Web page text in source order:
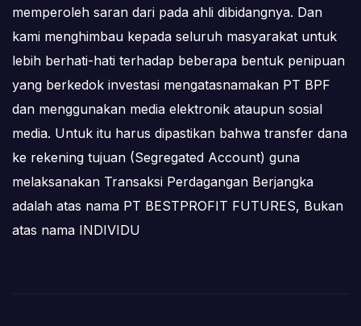
memperoleh saran dari pada ahli dibidangnya. Dan
kami menghimbau kepada seluruh masyarakat untuk
lebih berhati-hati terhadap beberapa bentuk penipuan
yang berkedok investasi mengatasnamakan PT BPF
dan menggunakan media elektronik ataupun sosial
media. Untuk itu harus dipastikan bahwa transfer dana
ke rekening tujuan (Segregated Account) guna
melaksanakan Transaksi Perdagangan Berjangka
adalah atas nama PT BESTPROFIT FUTURES, Bukan
atas nama INDIVIDU